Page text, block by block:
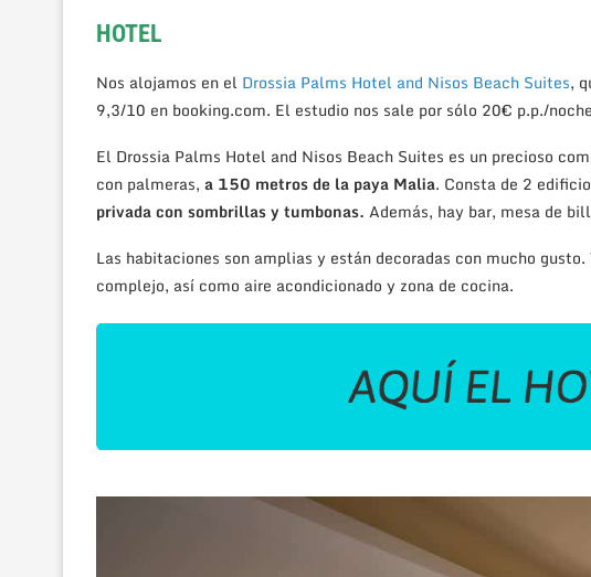
HOTEL
Nos alojamos en el Drossia Palms Hotel and Nisos Beach Suites,
9,3/10 en booking.com. El estudio nos sale por sólo 20€ p.p./
El Drossia Palms Hotel and Nisos Beach Suites es un precioso
con palmeras, a 150 metros de la paya Malia. Consta de 2
privada con sombrillas y tumbonas. Además, hay bar, mesa de
Las habitaciones son amplias y están decoradas con mucho
complejo, así como aire acondicionado y zona de cocina.